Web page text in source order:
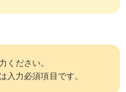
ください。
入力必須項目です。